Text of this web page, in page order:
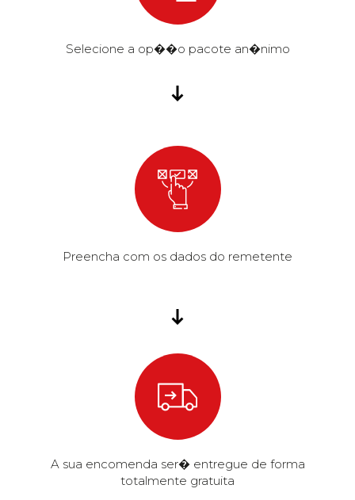
Selecione a op��o pacote an�nimo
Preencha com os dados do remetente
A sua encomenda ser� entregue de forma
totalmente gratuita